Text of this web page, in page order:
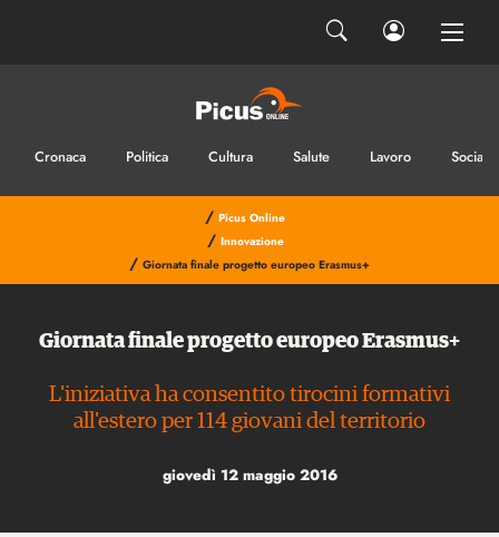
Cronaca Politica Cultura Salute Lavoro Sociale
/ Picus Online
/ Innovazione
/ Giornata finale progetto europeo Erasmus+
Giornata finale progetto europeo Erasmus+
L'iniziativa ha consentito tirocini formativi
all'estero per 114 giovani del territorio
giovedì 12 maggio 2016